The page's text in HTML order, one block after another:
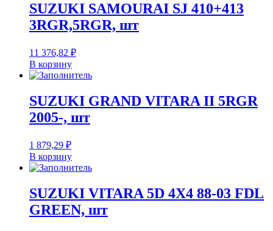
SUZUKI SAMOURAI SJ 410+413
3RGR,5RGR, шт
11 376,82 ₽
В корзину
SUZUKI GRAND VITARA II 5RGR
2005-, шт
1 879,29 ₽
В корзину
SUZUKI VITARA 5D 4X4 88-03 FDL
GREEN, шт